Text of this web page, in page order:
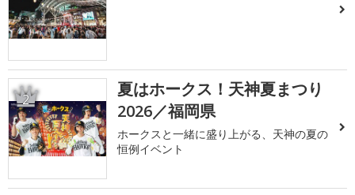
2
夏はホークス！天神夏まつり
2026／福岡県
ホークスと一緒に盛り上がる、天神の夏の
恒例イベント